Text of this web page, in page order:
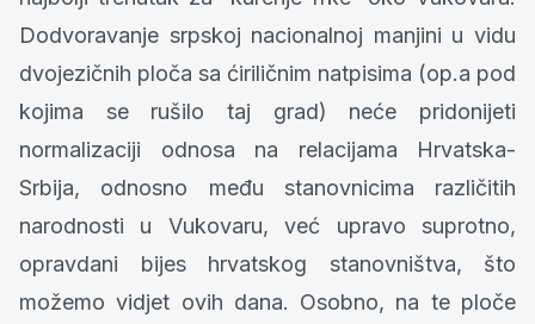
Dodvoravanje srpskoj nacionalnoj manjini u vidu
dvojezičnih ploča sa ćiriličnim natpisima (op.a pod
kojima se rušilo taj grad) neće pridonijeti
normalizaciji odnosa na relacijama Hrvatska-
Srbija, odnosno među stanovnicima različitih
narodnosti u Vukovaru, već upravo suprotno,
opravdani bijes hrvatskog stanovništva, što
možemo vidjet ovih dana. Osobno, na te ploče